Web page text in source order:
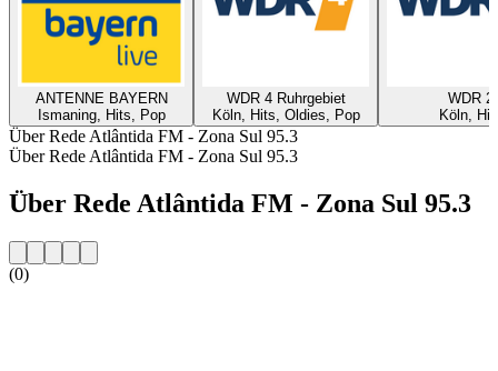
ANTENNE BAYERN
Ismaning, Hits, Pop
WDR 4 Ruhrgebiet
Köln, Hits, Oldies, Pop
WDR 2
Köln,
Über Rede Atlântida FM - Zona Sul 95.3
Über Rede Atlântida FM - Zona Sul 95.3
Über Rede Atlântida FM - Zona Sul 95.3
(0)